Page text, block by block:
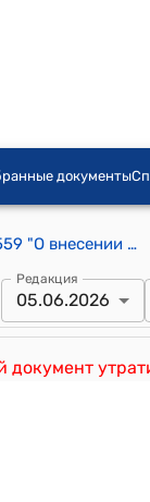
документы
Постановление Правительства КР от 26 сентября 1997 года № 559 "О внесении дополнений и изменений в постановление Правительства Кыргызской Республики от 25 июня 1997 года № 377 "Об оказании государственной поддержки лицам, проживающим и работающим в высокогорных и отдаленных зонах Кыргызской Республики"
Редакция
05.06.2026